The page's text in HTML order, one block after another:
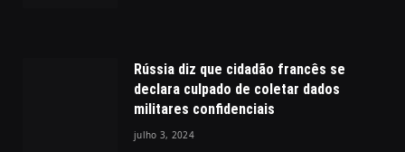
Rússia diz que cidadão francês se
declara culpado de coletar dados
militares confidenciais
julho 3, 2024